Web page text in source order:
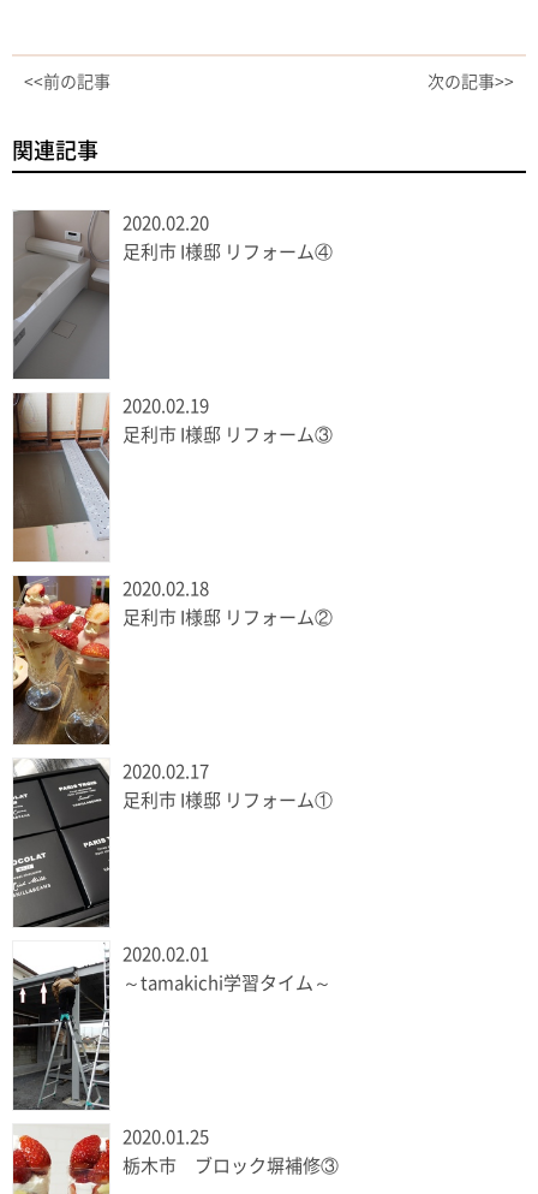
<<前の記事 次の記事>>
関連記事
2020.02.20
足利市 I様邸 リフォーム④
2020.02.19
足利市 I様邸 リフォーム③
2020.02.18
足利市 I様邸 リフォーム②
2020.02.17
足利市 I様邸 リフォーム①
2020.02.01
～tamakichi学習タイム～
2020.01.25
栃木市 ブロック塀補修③